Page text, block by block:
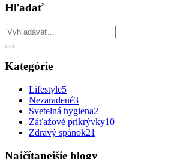
Hľadať
Kategórie
Lifestyle5
Nezaradené3
Svetelná hygiena2
Záťažové prikrývky10
Zdravý spánok21
Najčítanejšie blogy